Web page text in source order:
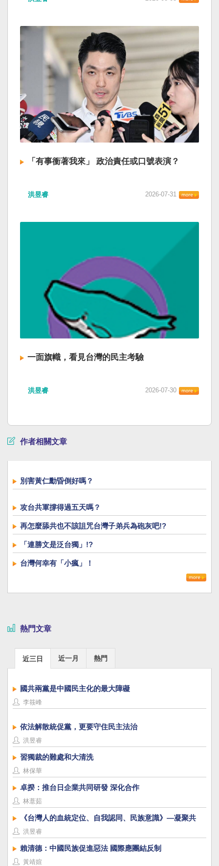
「有事衝著我來」 政治責任或口號表演？
洪昱睿 2026-07-31
一面旗幟，看見台灣的民主考驗
洪昱睿 2026-07-30
作者相關文章
別害黃仁勳昏倒好嗎？
攻台共軍撐得過五天嗎？
再怎麼舔共也不該詛咒台灣子弟兵為砲灰吧!?
「連勝文是泛台獨」!?
台灣何幸有「小瘋」！
熱門文章
近三日 近一月 熱門
國共兩黨是中國民主化的最大障礙
李筱峰
依法解散統促黨，更要守住民主法治
洪昱睿
習獨裁的難處和大清洗
林保華
卓揆：推台日企業共同研發 深化合作
林薏茹
《台灣人的血統定位、自我認同、民族意識》—凝聚共
識，建立台灣國族認同
洪昱睿
賴清德：中國民族促進惡法 國際應團結反制
黃靖媗